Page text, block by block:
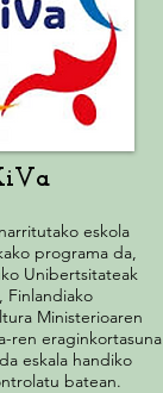
eskola
programa da,
Unibertsitateak
Finlandiako
Ministerioaren
ren eraginkortasuna
eskala handiko
batean.